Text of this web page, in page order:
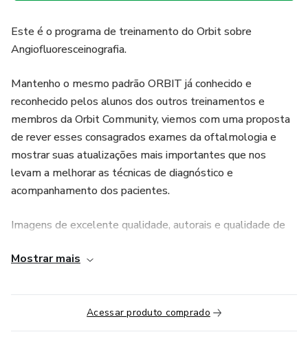
Este é o programa de treinamento do Orbit sobre
Angiofluoresceinografia.
Mantenho o mesmo padrão ORBIT já conhecido e
reconhecido pelos alunos dos outros treinamentos e
membros da Orbit Community, viemos com uma proposta
de rever esses consagrados exames da oftalmologia e
mostrar suas atualizações mais importantes que nos
levam a melhorar as técnicas de diagnóstico e
acompanhamento dos pacientes.
Imagens de excelente qualidade, autorais e qualidade de
da retina, está deixando informações importantes
passarem. Usar a multimodalidade é essencial e saber as
indicações e protocolos de segurança é essencial.
Mostrar mais
Acessar produto comprado